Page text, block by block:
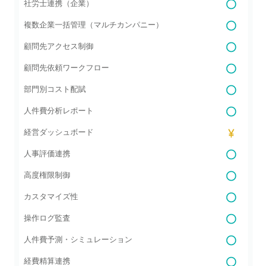
社労士連携（企業）
複数企業一括管理（マルチカンパニー）
顧問先アクセス制御
顧問先依頼ワークフロー
部門別コスト配賦
人件費分析レポート
経営ダッシュボード
人事評価連携
高度権限制御
カスタマイズ性
操作ログ監査
人件費予測・シミュレーション
経費精算連携